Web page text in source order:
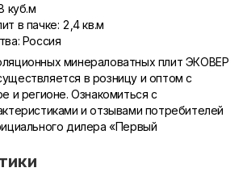
куб.м
в пачке: 2,4 кв.м
Россия
минераловатных плит ЭКОВЕР
в розницу и оптом с
и регионе. Ознакомиться с
и отзывами потребителей
дилера «Первый